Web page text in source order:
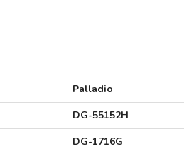
Palladio
DG-55152H
DG-1716G